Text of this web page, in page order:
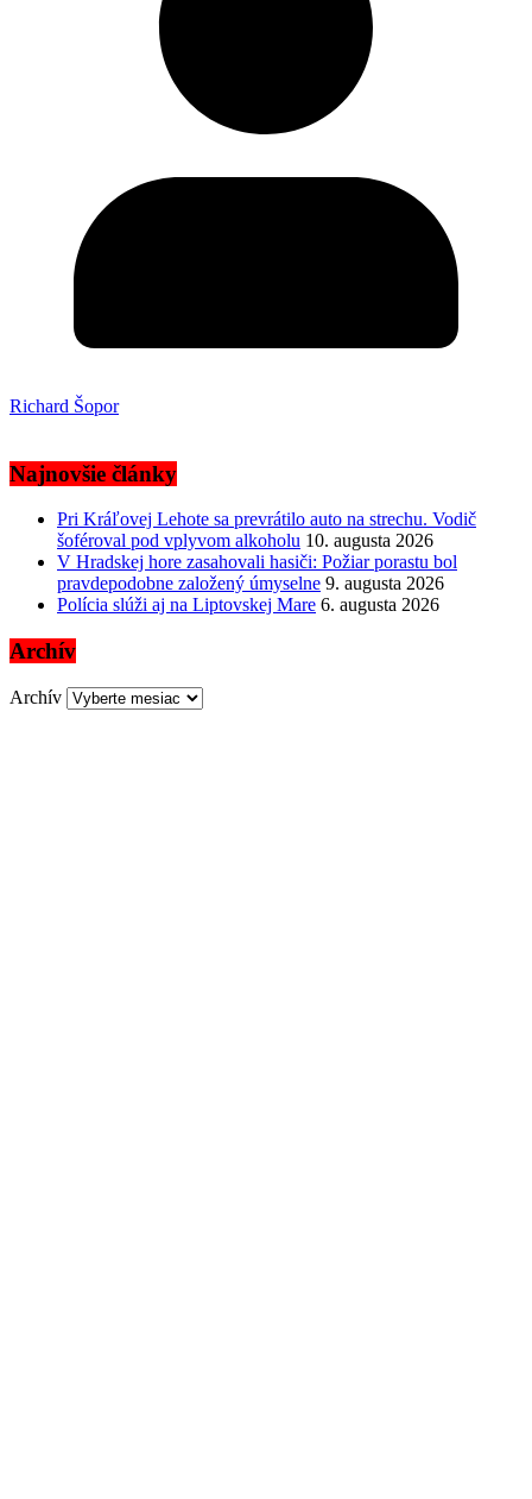
Richard Šopor
Najnovšie články
Pri Kráľovej Lehote sa prevrátilo auto na strechu. Vodič
šoféroval pod vplyvom alkoholu 10. augusta 2026
V Hradskej hore zasahovali hasiči: Požiar porastu bol
pravdepodobne založený úmyselne 9. augusta 2026
Polícia slúži aj na Liptovskej Mare 6. augusta 2026
Archív
Archív